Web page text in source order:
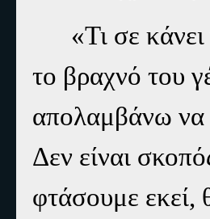
«Τι σε
το βραχνό του
απολαμβάνω να
Δεν είναι
φτάσουμε εκεί,